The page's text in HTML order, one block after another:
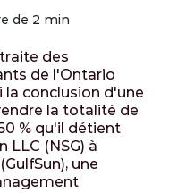
de 2 min
des
de l'Ontario
la conclusion d'une
la totalité de
% qu'il détient
LLC (NSG) à
une